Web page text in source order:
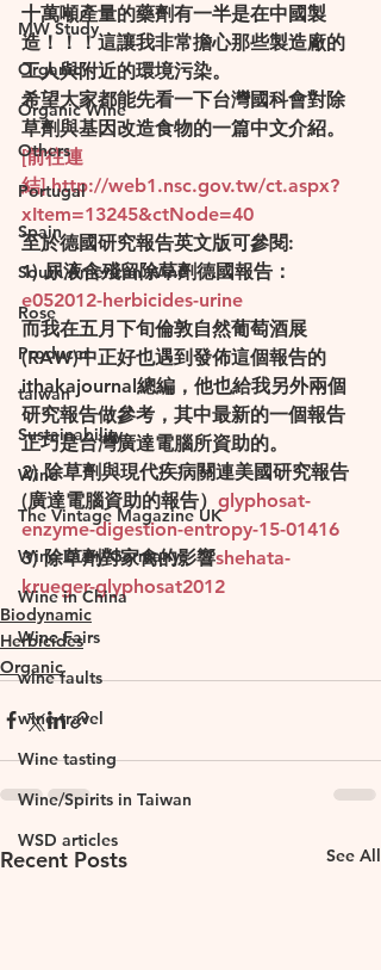
MW Study
Organic
Organic Wine
Others
Portugal
Spain
South American Wine
Rose
Producer
taiwan
Sustainability
Wine
The Vintage Magazine UK
Wine Diary-Germany
Wine in China
Wine Fairs
wine faults
wine travel
Wine tasting
Wine/Spirits in Taiwan
WSD articles
十萬噸產量的藥劑有一半是在中國製
造！！！這讓我非常擔心那些製造廠的
工人與附近的環境污染。
希望大家都能先看一下台灣國科會對除
草劑與基因改造食物的一篇中文介紹。
[前往連
結] http://web1.nsc.gov.tw/ct.aspx?
xItem=13245&ctNode=40
至於德國研究報告英文版可參閱:
1) 尿液含殘留除草劑德國報告：
e052012-herbicides-urine
而我在五月下旬倫敦自然葡萄酒展
(RAW)中正好也遇到發佈這個報告的
ithakajournal總編，他也給我另外兩個
研究報告做參考，其中最新的一個報告
正巧是台灣廣達電腦所資助的。
2) 除草劑與現代疾病關連美國研究報告
(廣達電腦資助的報告） glyphosat-
enzyme-digestion-entropy-15-01416
3) 除草劑對家禽的影響shehata-
krueger-glyphosat2012
Biodynamic
Herbicides
Organic
Recent Posts See All